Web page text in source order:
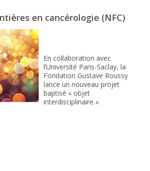
en cancérologie (NFC)
En collaboration avec
l’Université Paris-Saclay, la
Fondation Gustave Roussy
lance un nouveau projet
baptisé « objet
interdisciplinaire ».